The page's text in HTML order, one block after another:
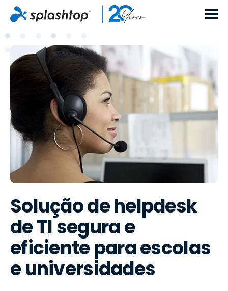
Solução de helpdesk
de TI segura e
eficiente para escolas
e universidades